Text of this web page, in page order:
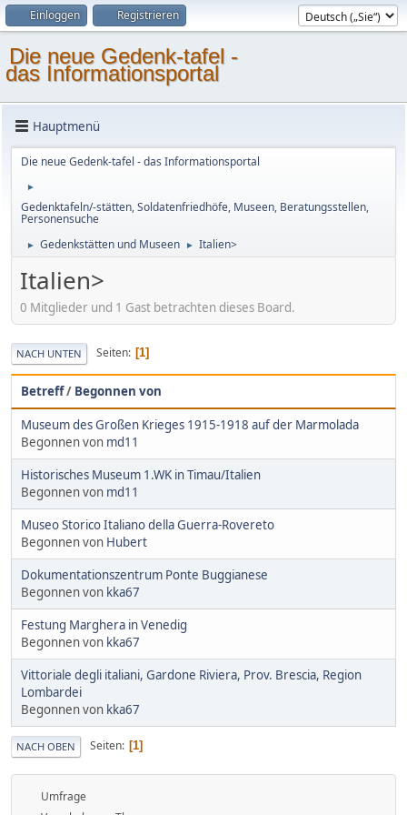
Einloggen Registrieren
Die neue Gedenk-tafel -
das Informationsportal
Hauptmenü
Die neue Gedenk-tafel - das Informationsportal
►
Gedenktafeln/-stätten, Soldatenfriedhöfe, Museen, Beratungsstellen,
Personensuche
► Gedenkstätten und Museen ► Italien>
Italien>
0 Mitglieder und 1 Gast betrachten dieses Board.
NACH UNTEN Seiten 1
Betreff/ Begonnen von
Museum des Großen Krieges 1915-1918 auf der Marmolada
Begonnen von md11
Historisches Museum 1.WK in Timau/Italien
Begonnen von md11
Museo Storico Italiano della Guerra-Rovereto
Begonnen von Hubert
Dokumentationszentrum Ponte Buggianese
Begonnen von kka67
Festung Marghera in Venedig
Begonnen von kka67
Vittoriale degli italiani, Gardone Riviera, Prov. Brescia, Region
Lombardei
Begonnen von kka67
NACH OBEN Seiten 1
Umfrage